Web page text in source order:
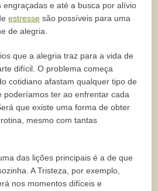
engraçadas e até a busca por alívio
estresse são possíveis para uma
de alegria.
que a alegria traz para a vida de
difícil. O problema começa
cotidiano afastam qualquer tipo de
poderíamos ter ao enfrentar cada
que existe uma forma de obter
mesmo com tantas
das lições principais é a de que
A Tristeza, por exemplo,
nos momentos difíceis e